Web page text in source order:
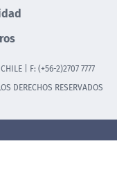
| F: (+56-2)2707 7777
DERECHOS RESERVADOS